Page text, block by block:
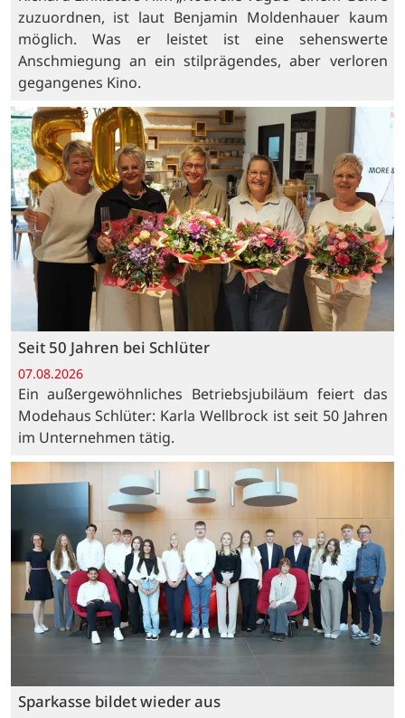
zuzuordnen, ist laut Benjamin Moldenhauer kaum
möglich. Was er leistet ist eine sehenswerte
Anschmiegung an ein stilprägendes, aber verloren
gegangenes Kino.
Seit 50 Jahren bei Schlüter
07.08.2026
Ein außergewöhnliches Betriebsjubiläum feiert das
Modehaus Schlüter: Karla Wellbrock ist seit 50 Jahren
im Unternehmen tätig.
Sparkasse bildet wieder aus